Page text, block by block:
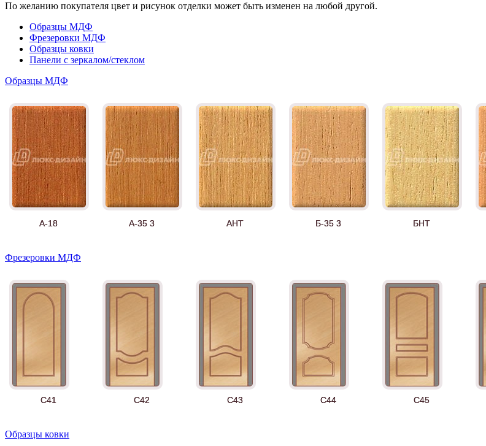
По желанию покупателя цвет и рисунок отделки может быть изменен на любой другой.
Образцы МДФ
Фрезеровки МДФ
Образцы ковки
Панели с зеркалом/стеклом
Образцы МДФ
А-18 А-35 3 АНТ Б-35 3 БНТ
Д-15 60 Д-35 Н Д-35 С
Фрезеровки МДФ
C41 C42 C43 C44 C45
Образцы ковки